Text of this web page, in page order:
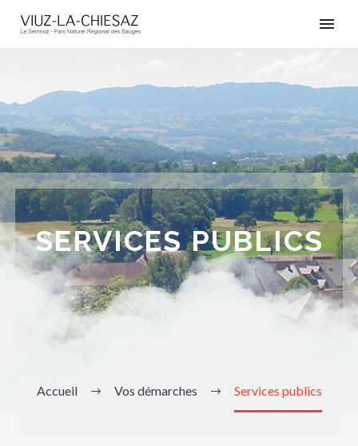
SERVICES PUBLICS
Accueil Vos démarches Services publics